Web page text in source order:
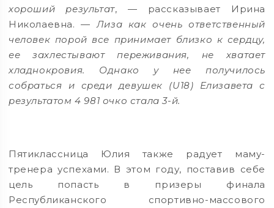
хороший результат, — рассказывает Ирина
Николаевна. — Лиза как очень ответственный
человек порой все принимает близко к сердцу,
ее захлестывают переживания, не хватает
хладнокровия. Однако у нее получилось
собраться и среди девушек (U18) Елизавета с
результатом 4 981 очко стала 3-й.
Пятиклассница Юлия также радует маму-
тренера успехами. В этом году, поставив себе
цель попасть в призеры финала
Республиканского спортивно-массового